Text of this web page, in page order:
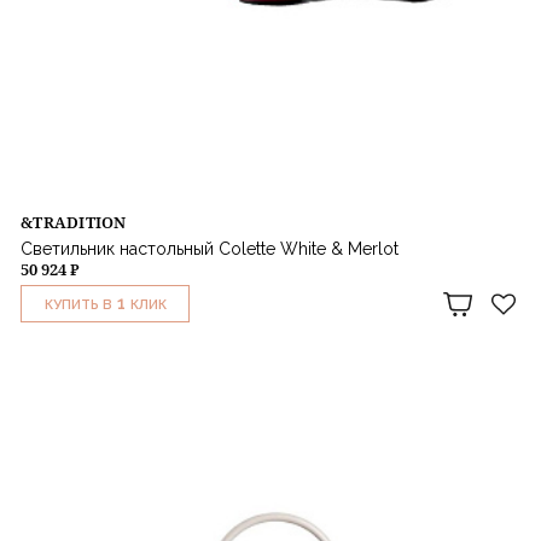
&TRADITION
Светильник настольный Colette White & Merlot
50 924 ₽
КУПИТЬ В 1 КЛИК